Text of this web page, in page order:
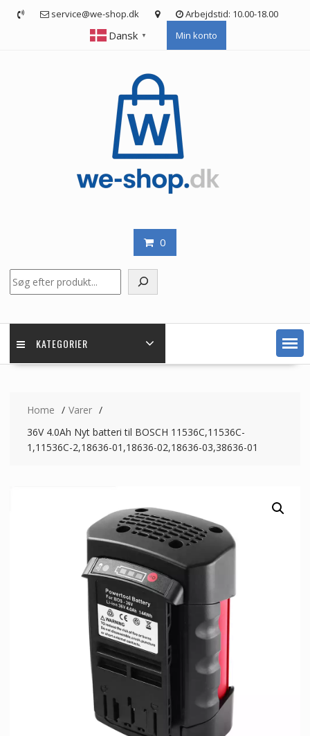
service@we-shop.dk Arbejdstid: 10.00-18.00
Dansk ▼ Min konto
0
KATEGORIER
Home
Varer
36V 4.0Ah Nyt batteri til BOSCH 11536C,11536C-
1,11536C-2,18636-01,18636-02,18636-03,38636-01